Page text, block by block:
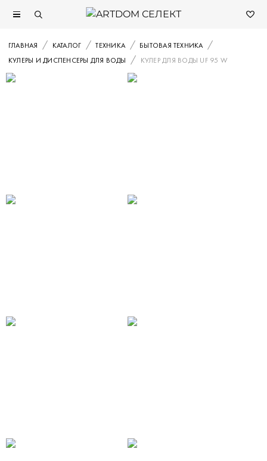
ГЛАВНАЯ КАТАЛОГ ТЕХНИКА
БЫТОВАЯ ТЕХНИКА
КУЛЕРЫ И ДИСПЕНСЕРЫ ДЛЯ ВОДЫ
КУЛЕР ДЛЯ ВОДЫ UF 95 W